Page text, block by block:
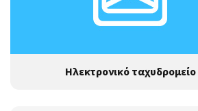
Ηλεκτρονικό ταχυδρομείο